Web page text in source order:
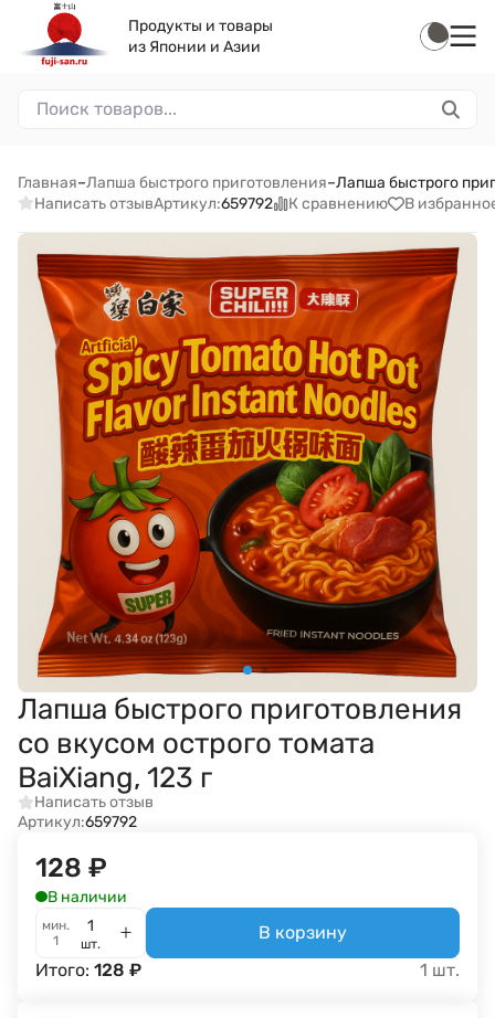
Продукты и товары
из Японии и Азии
Главная–Лапша быстрого приготовления–Лапша быстрого
Написать отзывАртикул:659792 К сравнению В
Лапша быстрого приготовления
со вкусом острого томата
BaiXiang, 123 г
Написать отзыв
Артикул:659792
128 ₽
В наличии
мин.
1
шт.
В корзину
Итого: 128 ₽ 1 шт.